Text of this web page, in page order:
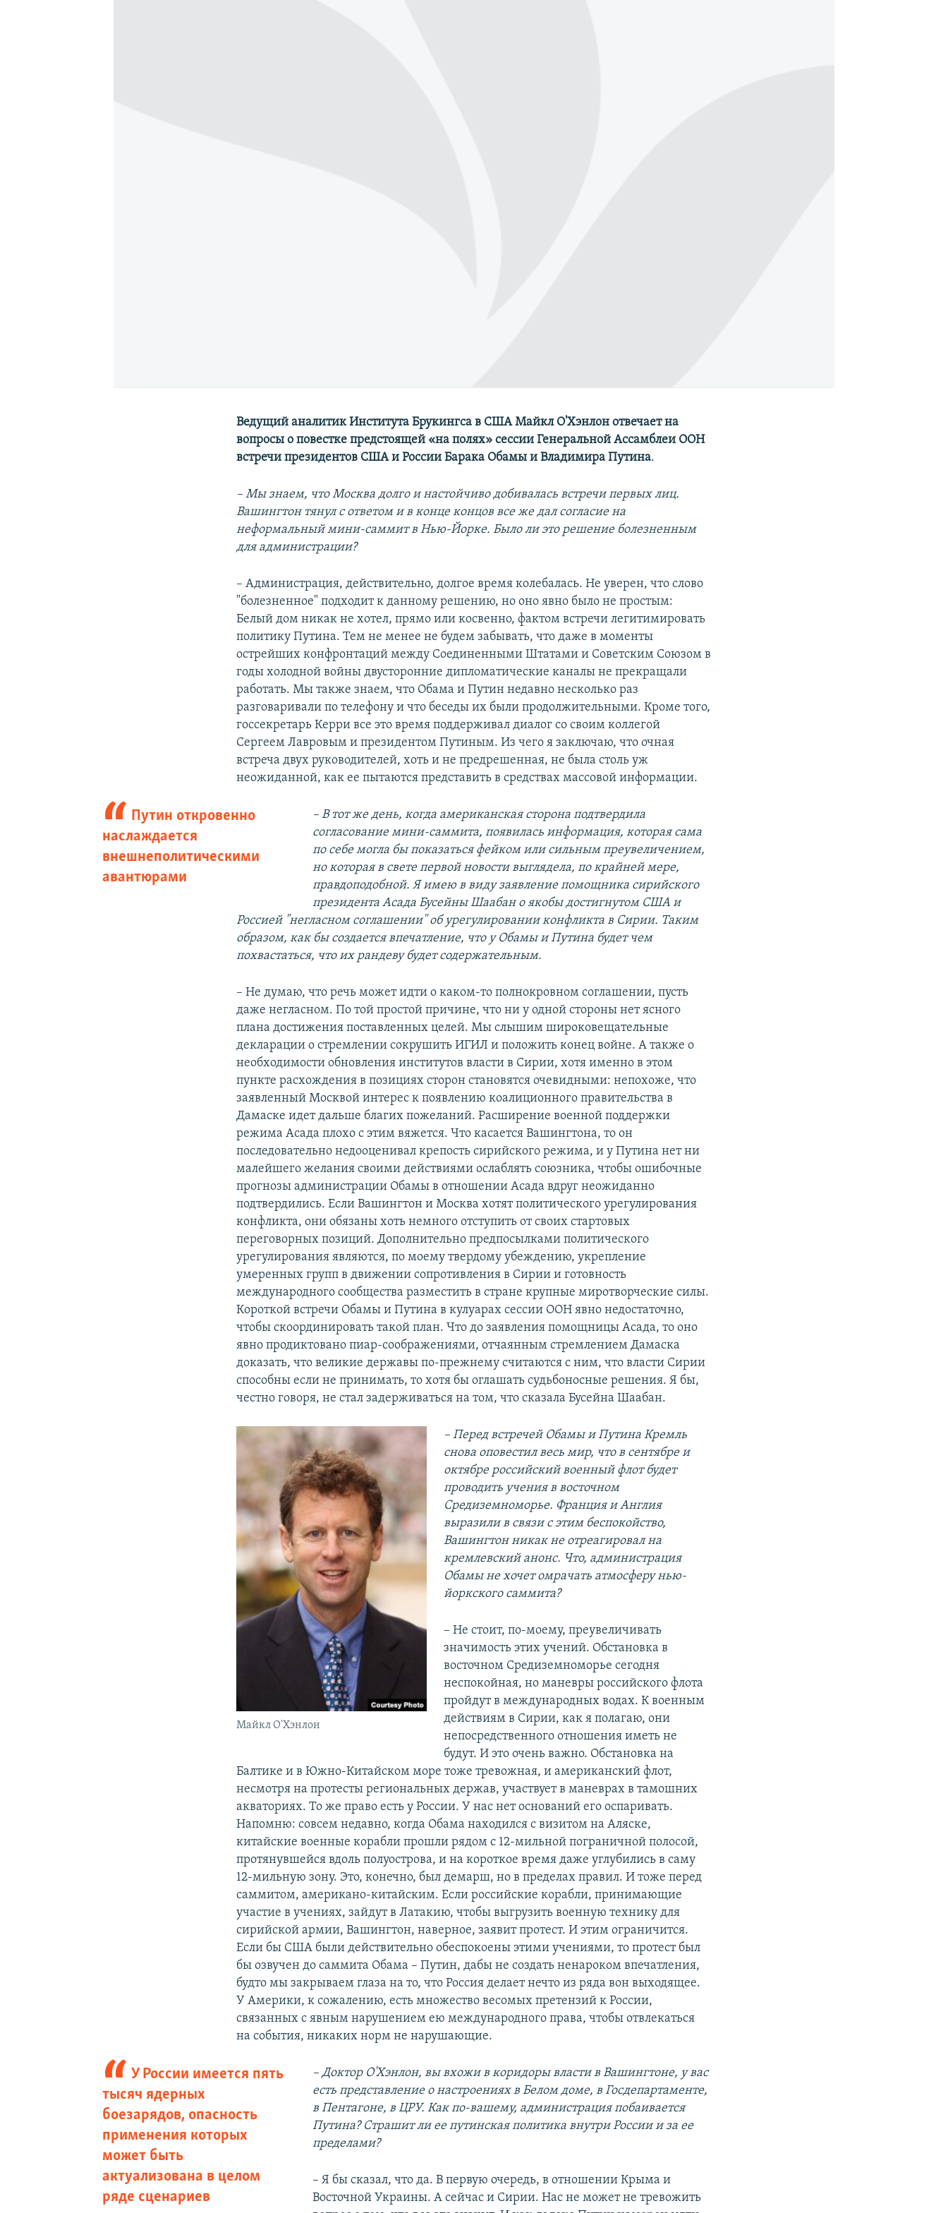
Ведущий аналитик Института Брукингса в США Майкл О'Хэнлон отвечает на
вопросы о повестке предстоящей «на полях» сессии Генеральной Ассамблеи ООН
встречи президентов США и России Барака Обамы и Владимира Путина.
– Мы знаем, что Москва долго и настойчиво добивалась встречи первых лиц.
Вашингтон тянул с ответом и в конце концов все же дал согласие на
неформальный мини-саммит в Нью-Йорке. Было ли это решение болезненным
для администрации?
– Администрация, действительно, долгое время колебалась. Не уверен, что слово
"болезненное" подходит к данному решению, но оно явно было не простым:
Белый дом никак не хотел, прямо или косвенно, фактом встречи легитимировать
политику Путина. Тем не менее не будем забывать, что даже в моменты
острейших конфронтаций между Соединенными Штатами и Советским Союзом в
годы холодной войны двусторонние дипломатические каналы не прекращали
работать. Мы также знаем, что Обама и Путин недавно несколько раз
разговаривали по телефону и что беседы их были продолжительными. Кроме того,
госсекретарь Керри все это время поддерживал диалог со своим коллегой
Сергеем Лавровым и президентом Путиным. Из чего я заключаю, что очная
встреча двух руководителей, хоть и не предрешенная, не была столь уж
неожиданной, как ее пытаются представить в средствах массовой информации.
Путин откровенно
наслаждается
внешнеполитическими
авантюрами
– В тот же день, когда американская сторона подтвердила
согласование мини-саммита, появилась информация, которая сама
по себе могла бы показаться фейком или сильным преувеличением,
но которая в свете первой новости выглядела, по крайней мере,
правдоподобной. Я имею в виду заявление помощника сирийского
президента Асада Бусейны Шаабан о якобы достигнутом США и
Россией "негласном соглашении" об урегулировании конфликта в Сирии. Таким
образом, как бы создается впечатление, что у Обамы и Путина будет чем
похвастаться, что их рандеву будет содержательным.
– Не думаю, что речь может идти о каком-то полнокровном соглашении, пусть
даже негласном. По той простой причине, что ни у одной стороны нет ясного
плана достижения поставленных целей. Мы слышим широковещательные
декларации о стремлении сокрушить ИГИЛ и положить конец войне. А также о
необходимости обновления институтов власти в Сирии, хотя именно в этом
пункте расхождения в позициях сторон становятся очевидными: непохоже, что
заявленный Москвой интерес к появлению коалиционного правительства в
Дамаске идет дальше благих пожеланий. Расширение военной поддержки
режима Асада плохо с этим вяжется. Что касается Вашингтона, то он
последовательно недооценивал крепость сирийского режима, и у Путина нет ни
малейшего желания своими действиями ослаблять союзника, чтобы ошибочные
прогнозы администрации Обамы в отношении Асада вдруг неожиданно
подтвердились. Если Вашингтон и Москва хотят политического урегулирования
конфликта, они обязаны хоть немного отступить от своих стартовых
переговорных позиций. Дополнительно предпосылками политического
урегулирования являются, по моему твердому убеждению, укрепление
умеренных групп в движении сопротивления в Сирии и готовность
международного сообщества разместить в стране крупные миротворческие силы.
Короткой встречи Обамы и Путина в кулуарах сессии ООН явно недостаточно,
чтобы скоординировать такой план. Что до заявления помощницы Асада, то оно
явно продиктовано пиар-соображениями, отчаянным стремлением Дамаска
доказать, что великие державы по-прежнему считаются с ним, что власти Сирии
способны если не принимать, то хотя бы оглашать судьбоносные решения. Я бы,
честно говоря, не стал задерживаться на том, что сказала Бусейна Шаабан.
Майкл О'Хэнлон
– Перед встречей Обамы и Путина Кремль
снова оповестил весь мир, что в сентябре и
октябре российский военный флот будет
проводить учения в восточном
Средиземноморье. Франция и Англия
выразили в связи с этим беспокойство,
Вашингтон никак не отреагировал на
кремлевский анонс. Что, администрация
Обамы не хочет омрачать атмосферу нью-
йоркского саммита?
– Не стоит, по-моему, преувеличивать
значимость этих учений. Обстановка в
восточном Средиземноморье сегодня
неспокойная, но маневры российского флота
пройдут в международных водах. К военным
действиям в Сирии, как я полагаю, они
непосредственного отношения иметь не
будут. И это очень важно. Обстановка на
Балтике и в Южно-Китайском море тоже тревожная, и американский флот,
несмотря на протесты региональных держав, участвует в маневрах в тамошних
акваториях. То же право есть у России. У нас нет оснований его оспаривать.
Напомню: совсем недавно, когда Обама находился с визитом на Аляске,
китайские военные корабли прошли рядом с 12-мильной пограничной полосой,
протянувшейся вдоль полуострова, и на короткое время даже углубились в саму
12-мильную зону. Это, конечно, был демарш, но в пределах правил. И тоже перед
саммитом, американо-китайским. Если российские корабли, принимающие
участие в учениях, зайдут в Латакию, чтобы выгрузить военную технику для
сирийской армии, Вашингтон, наверное, заявит протест. И этим ограничится.
Если бы США были действительно обеспокоены этими учениями, то протест был
бы озвучен до саммита Обама – Путин, дабы не создать ненароком впечатления,
будто мы закрываем глаза на то, что Россия делает нечто из ряда вон выходящее.
У Америки, к сожалению, есть множество весомых претензий к России,
связанных с явным нарушением ею международного права, чтобы отвлекаться
на события, никаких норм не нарушающие.
У России имеется пять
тысяч ядерных
боезарядов, опасность
применения которых
может быть
актуализована в целом
ряде сценариев
– Доктор О'Хэнлон, вы вхожи в коридоры власти в Вашингтоне, у вас
есть представление о настроениях в Белом доме, в Госдепартаменте,
в Пентагоне, в ЦРУ. Как по-вашему, администрация побаивается
Путина? Страшит ли ее путинская политика внутри России и за ее
пределами?
– Я бы сказал, что да. В первую очередь, в отношении Крыма и
Восточной Украины. А сейчас и Сирии. Нас не может не тревожить